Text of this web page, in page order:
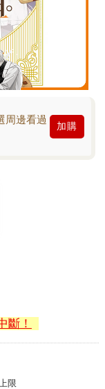
周邊看過
加購
斷！
限